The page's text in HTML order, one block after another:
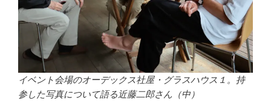
イベント会場のオーデックス社屋・グラスハウス１。持
参した写真について語る近藤二郎さん（中）